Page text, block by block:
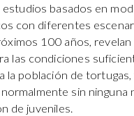
basados en
con diferentes
100 años, revelan
las condiciones
la población de tortugas,
sin ninguna
de juveniles.